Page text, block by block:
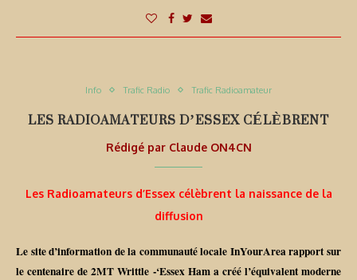
Info Trafic Radio Trafic Radioamateur
LES RADIOAMATEURS D’ESSEX CÉLÈBRENT
Rédigé par Claude ON4CN
Les Radioamateurs d’Essex célèbrent la naissance de la
diffusion
Le site d’information de la communauté locale InYourArea rapport sur
le centenaire de 2MT Writtle -‘Essex Ham a créé l’équivalent moderne